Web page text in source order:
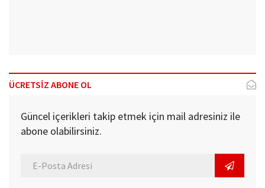
ÜCRETSİZ ABONE OL
Güncel içerikleri takip etmek için mail adresiniz ile
abone olabilirsiniz.